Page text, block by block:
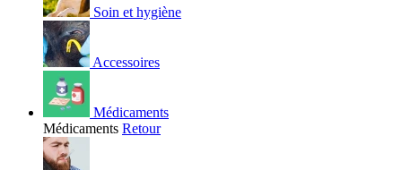
Soin et hygiène
Accessoires
Médicaments
Médicaments Retour